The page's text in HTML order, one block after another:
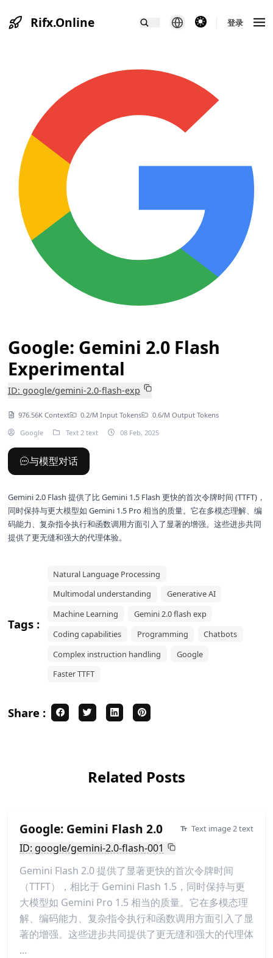
Rifx.Online theme switcher登录
Google: Gemini 2.0 Flash
Experimental
ID: google/gemini-2.0-flash-exp
976.56K Context 0.2/M Input Tokens
0.6/M Output Tokens
Google
Text 2 text 08 Feb, 2025
与模型对话
Gemini 2.0 Flash 提供了比Gemini 1.5 Flash 更快的首次令牌时间 (TTFT)，
同时保持与更大模型如 Gemini 1.5 Pro 相当的质量。它在多模态理解、编
码能力、复杂指令执行和函数调用方面引入了显著的增强。这些进步共同
提供了更无缝和强大的代理体验。
Tags :
Natural Language Processing
Multimodal understanding
Generative AI
Machine Learning
Gemini 2.0 flash exp
Coding capabilities
Programming
Chatbots
Complex instruction handling
Google
Faster TTFT
Share :
Related Posts
Google: Gemini Flash 2.0 Text image 2 text
ID: google/gemini-2.0-flash-001
Gemini Flash 2.0 提供了显著更快的首次令牌时间
（TTFT），相比于 Gemini Flash 1.5，同时保持与更
大模型如 Gemini Pro 1.5 相当的质量。它在多模态理
解、编码能力、复杂指令执行和函数调用方面引入了显
著的增强。这些进步共同提供了更无缝和强大的代理体
...